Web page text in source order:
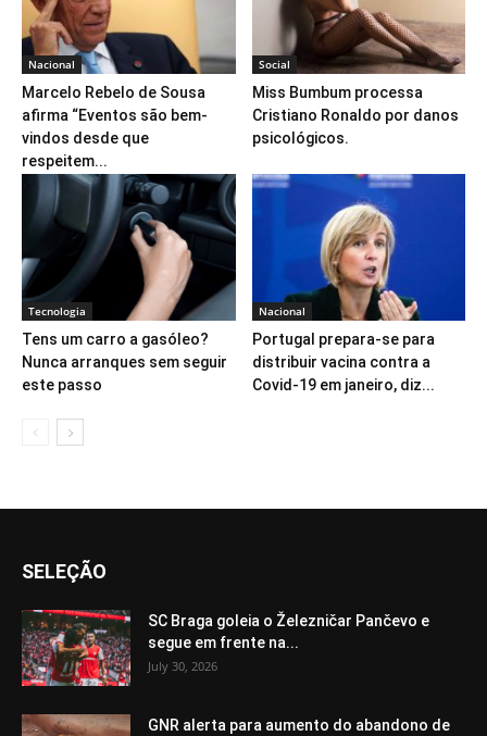
Nacional
Marcelo Rebelo de Sousa
afirma “Eventos são bem-
vindos desde que
respeitem...
Social
Miss Bumbum processa
Cristiano Ronaldo por danos
psicológicos.
Tecnologia
Tens um carro a gasóleo?
Nunca arranques sem seguir
este passo
Nacional
Portugal prepara-se para
distribuir vacina contra a
Covid-19 em janeiro, diz...
SELEÇÃO
SC Braga goleia o Železničar Pančevo e
segue em frente na...
July 30, 2026
GNR alerta para aumento do abandono de